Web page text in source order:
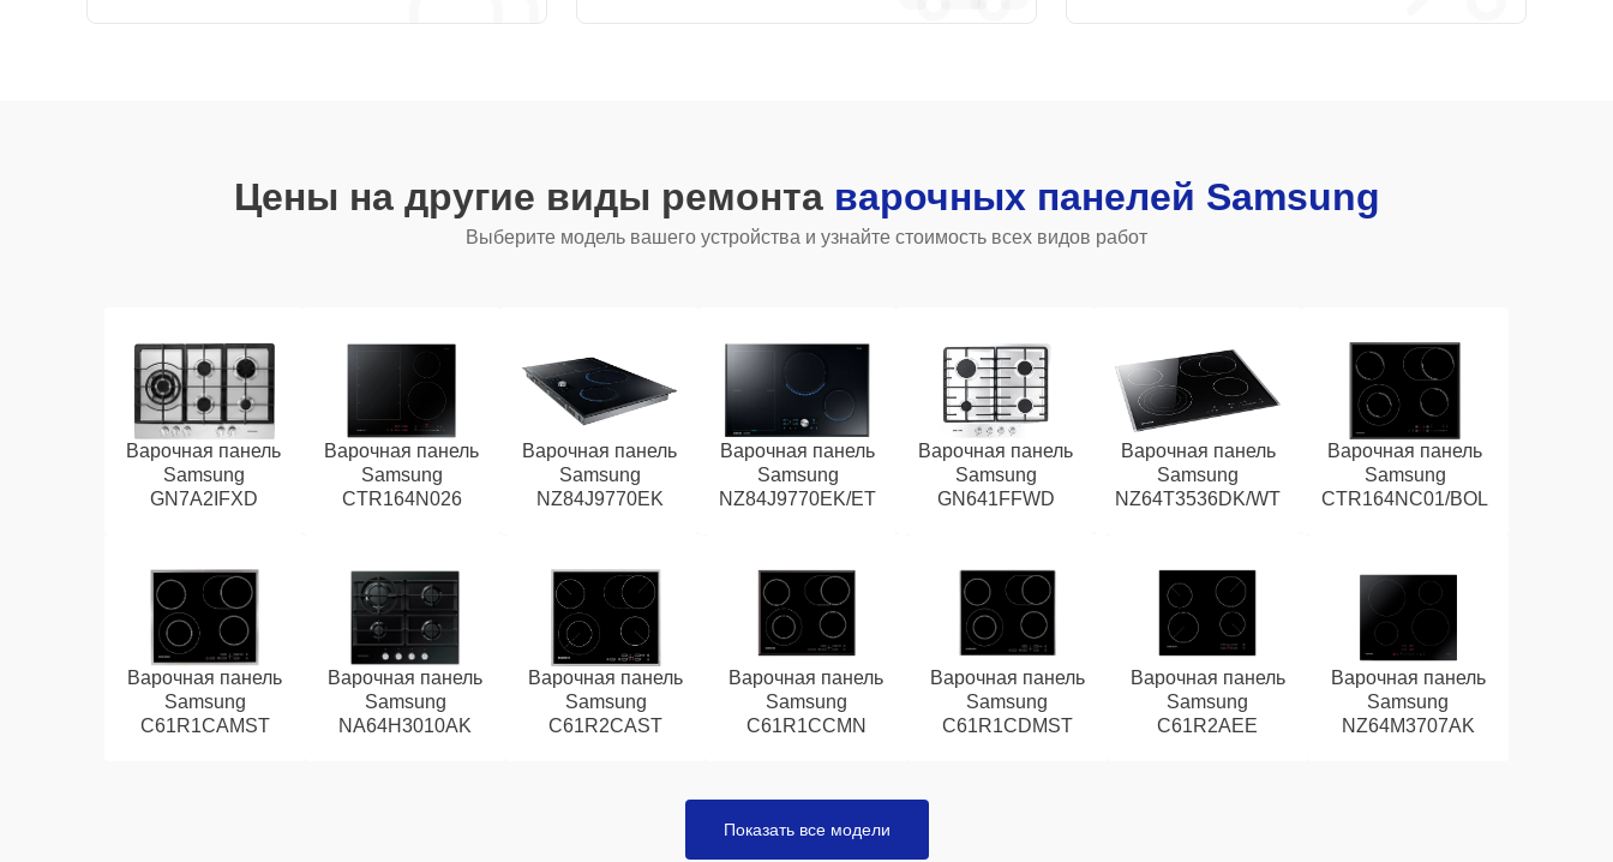
Цены на другие виды ремонта варочных панелей Samsung
Выберите модель вашего устройства и узнайте стоимость всех видов работ
Варочная панель
Samsung
GN7A2IFXD
Варочная панель
Samsung
CTR164N026
Варочная панель
Samsung
NZ84J9770EK
Варочная панель
Samsung
NZ84J9770EK/ET
Варочная панель
Samsung
GN641FFWD
Варочная панель
Samsung
NZ64T3536DK/WT
Варочная панель
Samsung
CTR164NC01/BOL
Варочная панель
Samsung
C61R1CAMST
Варочная панель
Samsung
NA64H3010AK
Варочная панель
Samsung
C61R2CAST
Варочная панель
Samsung
C61R1CCMN
Варочная панель
Samsung
C61R1CDMST
Варочная панель
Samsung
C61R2AEE
Варочная панель
Samsung
NZ64M3707AK
Показать все модели